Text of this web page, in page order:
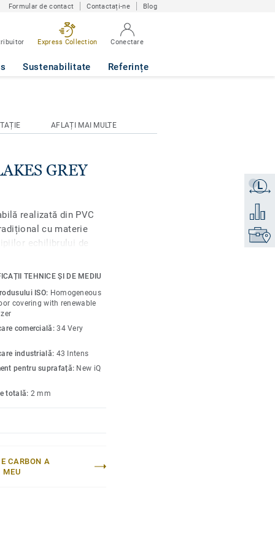
Formular de contact Contactați-ne Blog
Express Collection Conectare
Sustenabilitate Referințe
L
Găsiți
AFLAȚI MAI MULTE
GREY
realizată din PVC
cu materie
echilibrului de
PVC care oferă,
de PVC omogene
se numără
carbon de pe piață.
TEHNICE ȘI DE MEDIU
ISO: Homogeneous
covering with renewable
comercială:34 Very
industrială: 43 Intens
pentru suprafață: New iQ
totală: 2 mm
CARBON A
MEU